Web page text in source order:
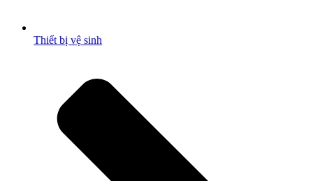
Thiết bị vệ sinh